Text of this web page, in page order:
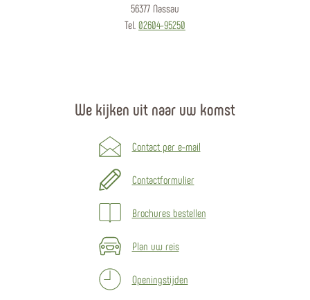
56377 Nassau
Tel. 02604-95250
We kijken uit naar uw komst
Contact per e-mail
Contactformulier
Brochures bestellen
Plan uw reis
Openingstijden